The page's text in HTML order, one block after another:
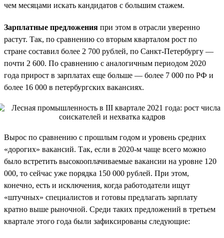
чем месяцами искать кандидатов с большим стажем.
Зарплатные предложения при этом в отрасли уверенно
растут. Так, по сравнению со вторым кварталом рост по
стране составил более 2 700 рублей, по Санкт-Петербургу —
почти 2 600. По сравнению с аналогичным периодом 2020
года прирост в зарплатах еще больше — более 7 000 по РФ и
более 16 000 в петербургских вакансиях.
Вырос по сравнению с прошлым годом и уровень средних
«дорогих» вакансий. Так, если в 2020-м чаще всего можно
было встретить высокооплачиваемые вакансии на уровне 120
000, то сейчас уже порядка 150 000 рублей. При этом,
конечно, есть и исключения, когда работодатели ищут
«штучных» специалистов и готовы предлагать зарплату
кратно выше рыночной. Среди таких предложений в третьем
квартале этого года были зафиксированы следующие: